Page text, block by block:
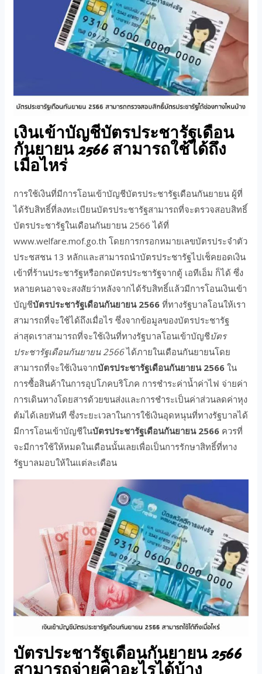
เงินเข้าบัญชีบัตรประชารัฐเดือน
กันยายน 2566 สามารถใช้ได้ถึง
เมื่อไหร่
การใช้เงินที่มีการโอนเข้าบัญชีบัตรประชารัฐเดือนกันยายน ผู้ที่
ได้รับสิทธิ์ที่ลงทะเบียนบัตรประชารัฐสามารถที่จะตรวจสอบสิทธิ์
บัตรประชารัฐในเดือนกันยายน 2566 ได้ที่
www.welfare.mof.go.th โดยการกรอกหมายเลขบัตรประจำตัว
ประชสชน 13 หลักและสามารถนำบัตรประชารัฐไปเช็คยอดเงิน
เข้าที่ร้านประชารัฐหรือกดบัตรประชารัฐจากตู้ เอทีเอ็ม ก็ได้ ซึ่ง
หลายคนอาจจะสงสัยว่าหลังจากได้รับสิทธิ์แล้วมีการโอนเงินเข้า
บัญชีบัตรประชารัฐเดือนกันยายน 2566 ที่ทางรัฐบาลโอนให้เรา
สามารถที่จะใช้ได้ถึงเมื่อไร ซึ่งจากข้อมูลของบัตรประชารัฐ
ล่าสุดเราสามารถที่จะใช้เงินที่ทางรัฐบาลโอนเข้าบัญชีบัตร
ประชารัฐเดือนกันยายน 2566ได้ภายในเดือนกันยายนโดย
สามารถที่จะใช้เงินจากบัตรประชารัฐเดือนกันยายน 2566 ใน
การซื้อสินค้าในการอุปโภคบริโภค การชำระค่าน้ำค่าไฟ จ่ายค่า
การเดินทางโดยสารด้วยขนส่งและการชำระเป็นค่าส่วนลดค่าหุง
ต้มได้เลยทันที ซึ่งระยะเวลาในการใช้เงินอุดหนุนที่ทางรัฐบาลได้
มีการโอนเข้าบัญชีในบัตรประชารัฐเดือนกันยายน 2566 ควรที่
จะมีการใช้ให้หมดในเดือนนั้นเลยเพื่อเป็นการรักษาสิทธิ์ที่ทาง
รัฐบาลมอบให้ในแต่ละเดือน
บัตรประชารัฐเดือนกันยายน 2566